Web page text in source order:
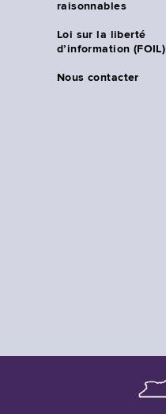
raisonnables
Loi sur la liberté
d’information (FOIL)
Nous contacter